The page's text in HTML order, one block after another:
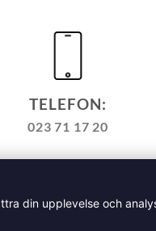
TELEFON:
023 71 17 20
Klädskolan Sverige
din upplevelse och